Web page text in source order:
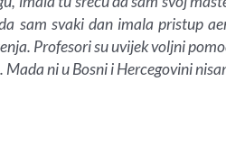
sam svaki dan imala pristup
Profesori su uvijek voljni
ni u Bosni i Hercegovini